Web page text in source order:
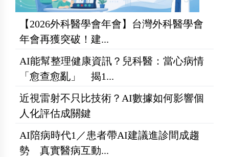
【2026外科醫學會年會】台灣外科醫學會
年會再獲突破！建...
AI能幫整理健康資訊？兒科醫：當心病情
「愈查愈亂」 揭1...
近視雷射不只比技術？AI數據如何影響個
人化評估成關鍵
AI陪病時代1／患者帶AI建議進診間成趨
勢 真實醫病互動...